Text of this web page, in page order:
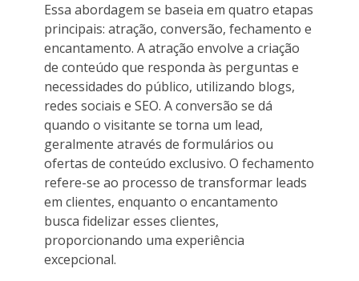
Essa abordagem se baseia em quatro etapas
principais: atração, conversão, fechamento e
encantamento. A atração envolve a criação
de conteúdo que responda às perguntas e
necessidades do público, utilizando blogs,
redes sociais e SEO. A conversão se dá
quando o visitante se torna um lead,
geralmente através de formulários ou
ofertas de conteúdo exclusivo. O fechamento
refere-se ao processo de transformar leads
em clientes, enquanto o encantamento
busca fidelizar esses clientes,
proporcionando uma experiência
excepcional.